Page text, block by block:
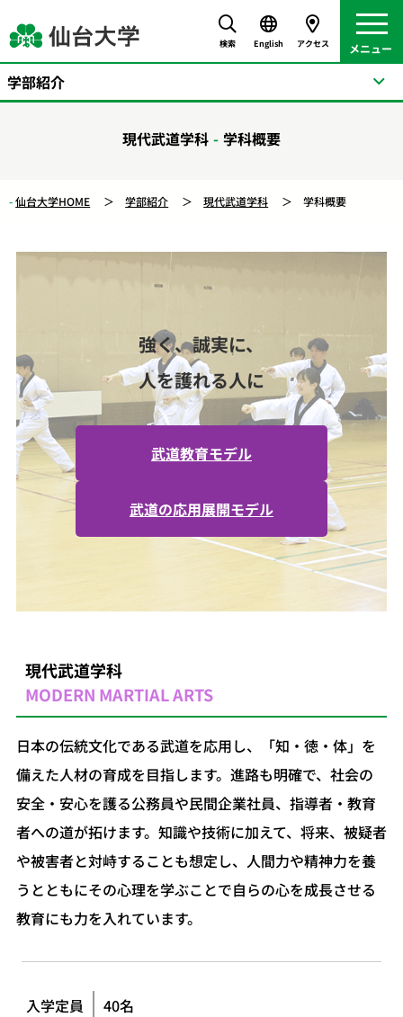
検索 English アクセス
現代武道学科 学科概要
仙台大学HOME 学部紹介 現代武道学科 学科概要
強く、誠実に、
人を護れる人に
武道教育モデル
武道の応用展開モデル
現代武道学科
MODERN MARTIAL ARTS​
日本の伝統文化である武道を応用し、「知・徳・体」を
備えた人材の育成を目指します。進路も明確で、社会の
安全・安心を護る公務員や民間企業社員、指導者・教育
者への道が拓けます。知識や技術に加えて、将来、被疑者
や被害者と対峙することも想定し、人間力や精神力を養
うとともにその心理を学ぶことで自らの心を成長させる
教育にも力を入れています。 ​
入学定員 40名
学部紹介